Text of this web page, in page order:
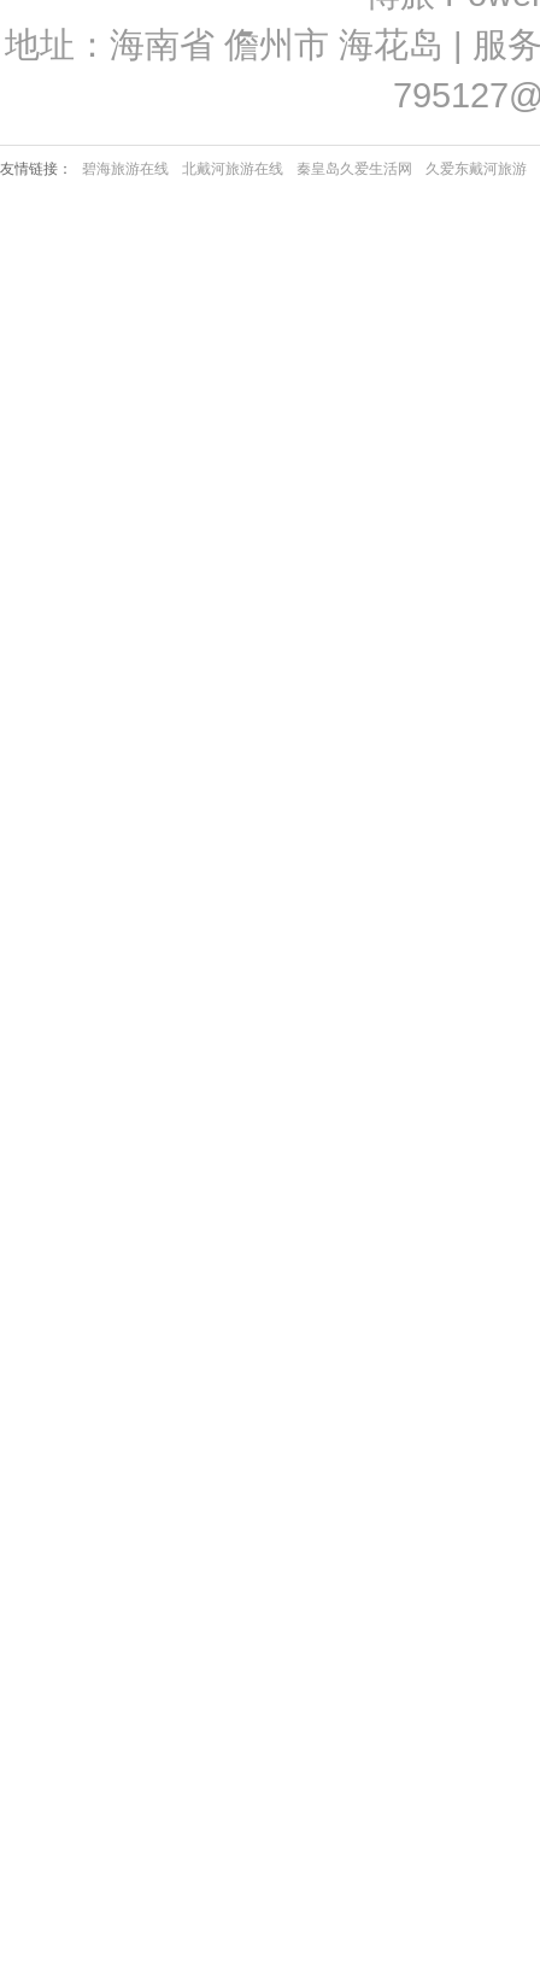
地址：海南省 儋州市 海花岛 | 服
友情链接： 碧海旅游在线 北戴河旅游在线 秦皇岛久爱生活网 久爱东戴河旅游